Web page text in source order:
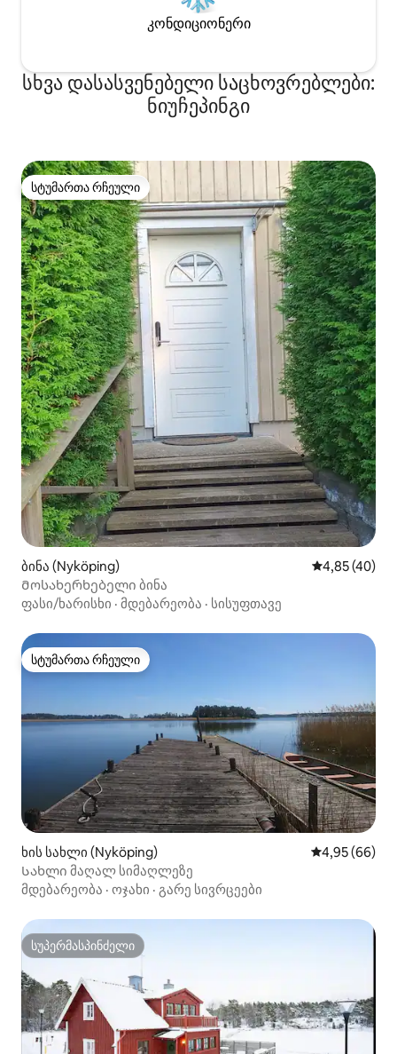
კონდიციონერი
სხვა დასასვენებელი საცხოვრებლები:
ნიუჩეპინგი
სტუმართა რჩეული
სტუმართა რჩეული
ბინა (Nyköping) საშუალო
4,85 (40)
Მოსახერხებელი ბინა
ფასი/ხარისხი · მდებარეობა · სისუფთავე
სტუმართა რჩეული
სტუმართა რჩეული
ხის სახლი (Nyköping) საშუალო
4,95 (66)
Სახლი მაღალ სიმაღლეზე
მდებარეობა · ოჯახი · გარე სივრცეები
სუპერმასპინძელი
სუპერმასპინძელი